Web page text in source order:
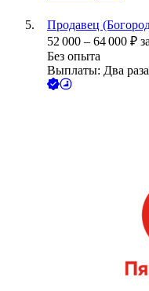
Продавец
52 000 – 64 000 ₽
Без опыта
Выплаты: Два